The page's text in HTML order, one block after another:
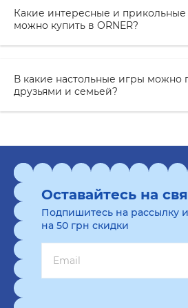
Разговорная игра
Независимой Украине"–
только развлекает, но и
знания об истории
независимой Украины.
настольные игры для
Критерии выбора
настольной игры для
Выбираяинтересные
важно учесть несколько
Оцените, сколько человек
Какие интересные и
можно купить в ORNER?
В какие настольные игры можно
друзьями и семьей?
Оставайтесь на
Подпишитесь на рассылку
на 50 грн скидки